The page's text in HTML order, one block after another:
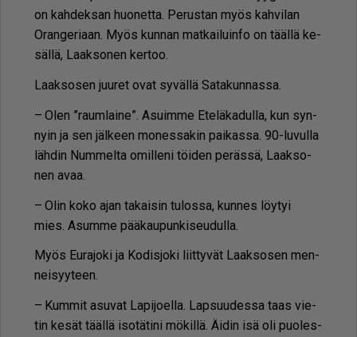
on kah­dek­san huo­net­ta. Pe­rus­tan myös kah­vi­lan
Oran­ge­ri­aan. Myös kun­nan mat­kai­luin­fo on tääl­lä ke­
säl­lä, Laak­so­nen ker­too.
Laak­so­sen juu­ret ovat sy­väl­lä Sa­ta­kun­nas­sa.
– Olen ”raum­lai­ne”. Asuim­me Ete­lä­ka­dul­la, kun syn­
nyin ja sen jäl­keen mo­nes­sa­kin pai­kas­sa. 90-lu­vul­la
läh­din Num­mel­ta omil­le­ni töi­den pe­räs­sä, Laak­so­
nen avaa.
– Olin koko ajan ta­kai­sin tu­los­sa, kun­nes löy­tyi
mies. Asum­me pää­kau­pun­ki­seu­dul­la.
Myös Eu­ra­jo­ki ja Ko­dis­jo­ki liit­ty­vät Laak­so­sen men­
nei­syy­teen.
– Kum­mit asu­vat La­pi­jo­el­la. Lap­suu­des­sa taas vie­
tin ke­sät tääl­lä iso­tä­ti­ni mö­kil­lä. Äi­din isä oli puo­les­